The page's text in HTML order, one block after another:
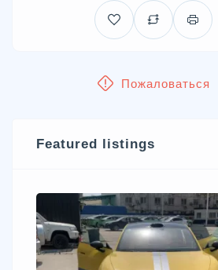
Пожаловаться
Featured listings